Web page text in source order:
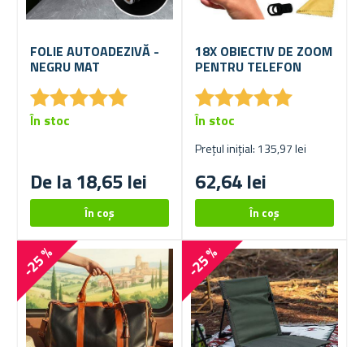
FOLIE AUTOADEZIVĂ -
NEGRU MAT
★★★★★
★★★★★
De la 18,65 lei
În stoc
18X OBIECTIV DE ZOOM
PENTRU TELEFON
★★★★★
★★★★★
Prețul inițial: 135,97 lei
62,64 lei
În stoc
-25 % -25 %